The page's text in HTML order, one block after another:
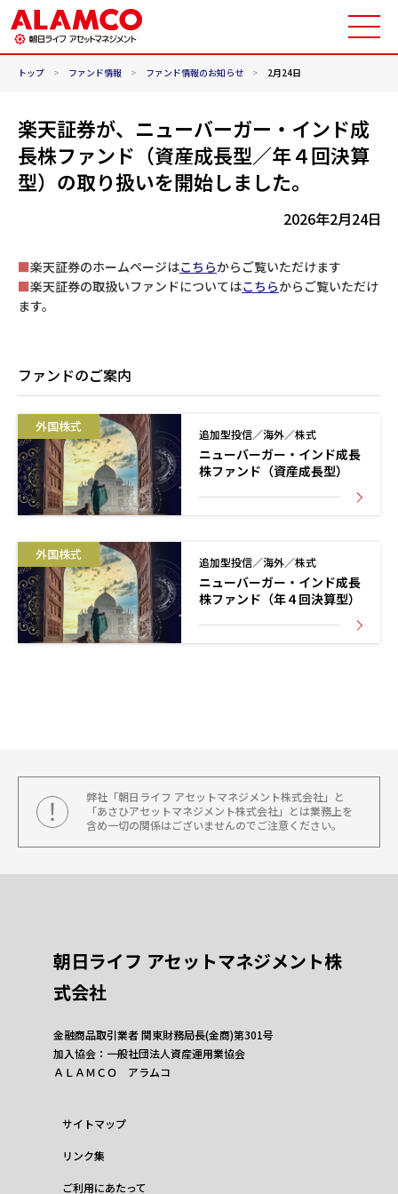
トップ > ファンド情報 > ファンド情報のお知らせ > 2月24日
楽天証券が、ニューバーガー・インド成
長株ファンド（資産成長型／年４回決算
型）の取り扱いを開始しました。
2026年2月24日
■楽天証券のホームページはこちらからご覧いただけます
■楽天証券の取扱いファンドについてはこちらからご覧いただけ
ます。
ファンドのご案内
外国株式 追加型投信／海外／株式
ニューバーガー・インド成長
株ファンド（資産成長型）
外国株式 追加型投信／海外／株式
ニューバーガー・インド成長
株ファンド（年４回決算型）
弊社「朝日ライフ アセットマネジメント株式会社」と
「あさひアセットマネジメント株式会社」とは業務上を
含め一切の関係はございませんのでご注意ください。
朝日ライフ アセットマネジメント株
式会社
金融商品取引業者 関東財務局長(金商)第301号
加入協会：一般社団法人資産運用業協会
ＡＬＡＭＣＯ アラムコ
サイトマップ
リンク集
ご利用にあたって